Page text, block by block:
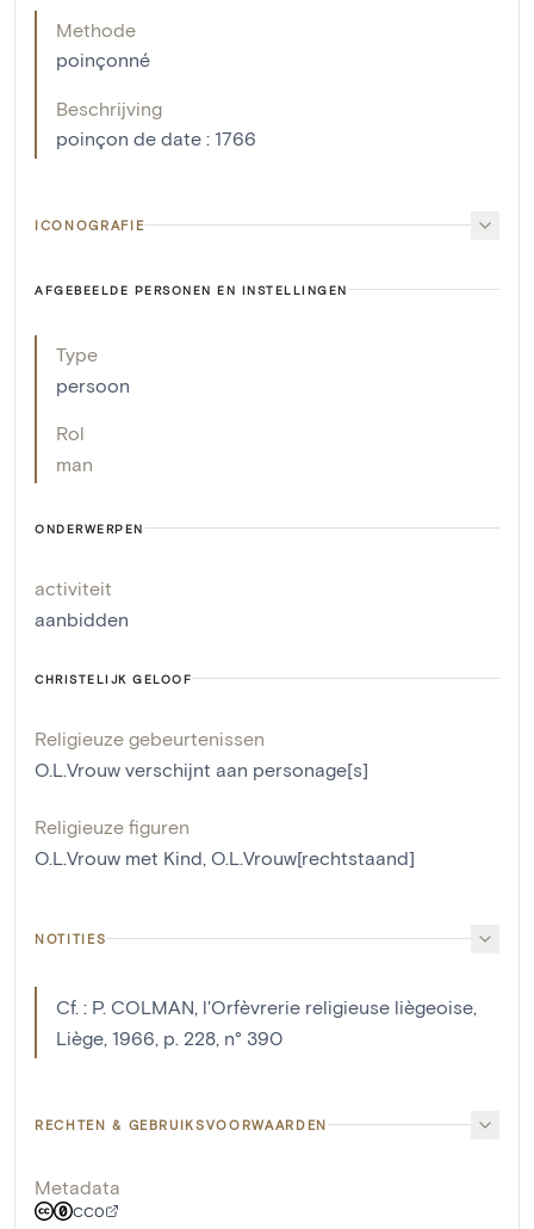
Methode
poinçonné
Beschrijving
poinçon de date : 1766
ICONOGRAFIE
AFGEBEELDE PERSONEN EN INSTELLINGEN
Type
persoon
Rol
man
ONDERWERPEN
activiteit
aanbidden
CHRISTELIJK GELOOF
Religieuze gebeurtenissen
O.L.Vrouw verschijnt aan personage[s]
Religieuze figuren
O.L.Vrouw met Kind, O.L.Vrouw[rechtstaand]
NOTITIES
Cf. : P. COLMAN, l'Orfèvrerie religieuse liègeoise,
Liège, 1966, p. 228, n° 390
RECHTEN & GEBRUIKSVOORWAARDEN
Metadata
CC0